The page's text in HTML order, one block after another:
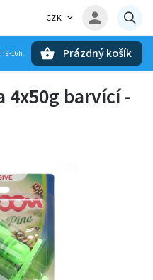
CZK
Prázdný košík
4x50g barvící -